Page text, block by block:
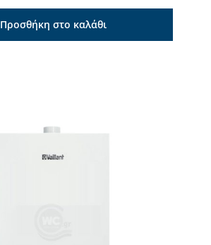
Προσθήκη στο καλάθι